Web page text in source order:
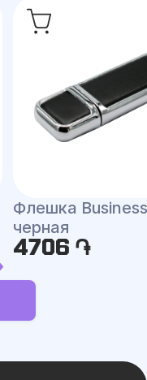
Флешка
черная
4706 ֏